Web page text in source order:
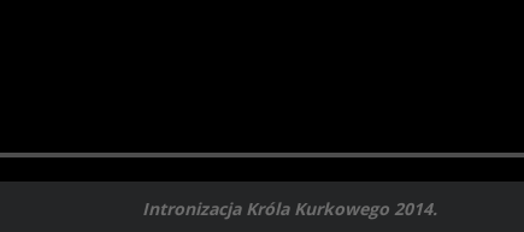
Intronizacja Króla Kurkowego 2014.